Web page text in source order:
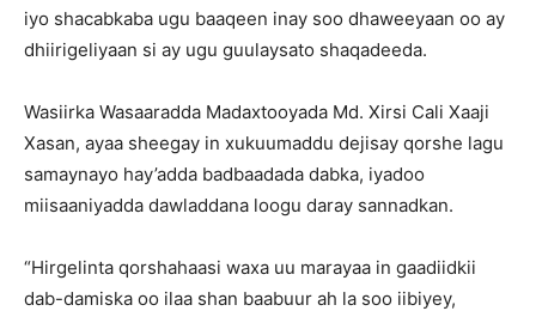
iyo shacabkaba ugu baaqeen inay soo dhaweeyaan oo ay
dhiirigeliyaan si ay ugu guulaysato shaqadeeda.
Wasiirka Wasaaradda Madaxtooyada Md. Xirsi Cali Xaaji
Xasan, ayaa sheegay in xukuumaddu dejisay qorshe lagu
samaynayo hay’adda badbaadada dabka, iyadoo
miisaaniyadda dawladdana loogu daray sannadkan.
“Hirgelinta qorshahaasi waxa uu marayaa in gaadiidkii
dab-damiska oo ilaa shan baabuur ah la soo iibiyey,